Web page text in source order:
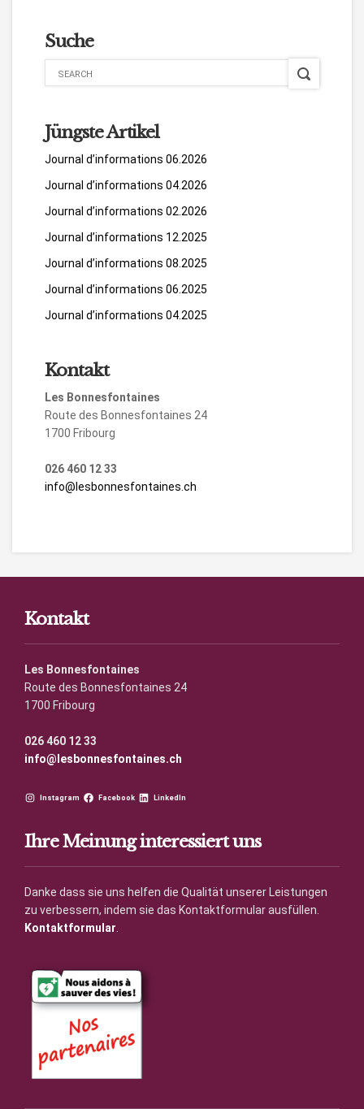
Suche
Jüngste Artikel
Journal d’informations 06.2026
Journal d’informations 04.2026
Journal d’informations 02.2026
Journal d’informations 12.2025
Journal d’informations 08.2025
Journal d’informations 06.2025
Journal d’informations 04.2025
Kontakt
Les Bonnesfontaines
Route des Bonnesfontaines 24
1700 Fribourg
026 460 12 33
info@lesbonnesfontaines.ch
Kontakt
Les Bonnesfontaines
Route des Bonnesfontaines 24
1700 Fribourg
026 460 12 33
info@lesbonnesfontaines.ch
Instagram Facebook LinkedIn
Ihre Meinung interessiert uns
Danke dass sie uns helfen die Qualität unserer Leistungen
zu verbessern, indem sie das Kontaktformular ausfüllen.
Kontaktformular